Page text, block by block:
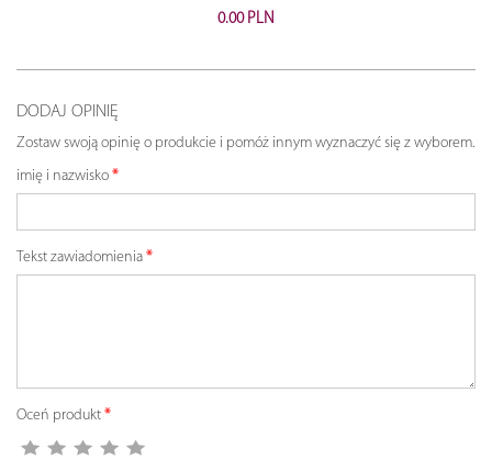
0.00 PLN
DODAJ OPINIĘ
Zostaw swoją opinię o produkcie i pomóż innym wyznaczyć się z wyborem.
imię i nazwisko
Tekst zawiadomienia
Oceń produkt